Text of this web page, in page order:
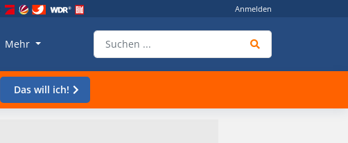
Anmelden
Mehr
Das will ich!